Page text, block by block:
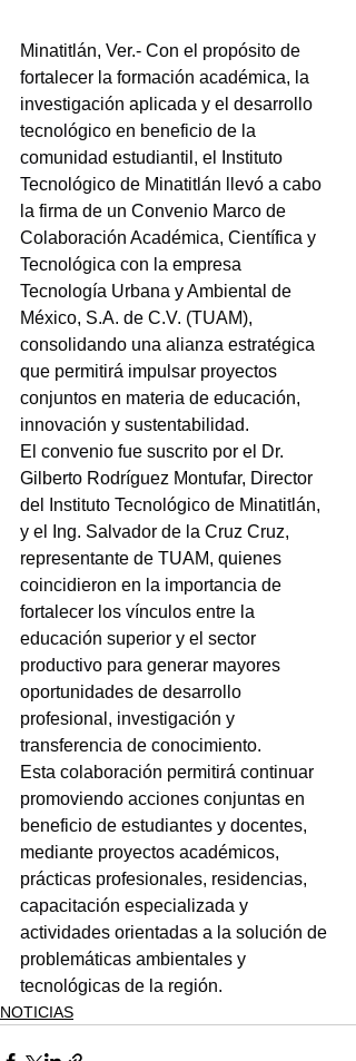
Minatitlán, Ver.- Con el propósito de
fortalecer la formación académica, la
investigación aplicada y el desarrollo
tecnológico en beneficio de la
comunidad estudiantil, el Instituto
Tecnológico de Minatitlán llevó a cabo
la firma de un Convenio Marco de
Colaboración Académica, Científica y
Tecnológica con la empresa
Tecnología Urbana y Ambiental de
México, S.A. de C.V. (TUAM),
consolidando una alianza estratégica
que permitirá impulsar proyectos
conjuntos en materia de educación,
innovación y sustentabilidad.
El convenio fue suscrito por el Dr.
Gilberto Rodríguez Montufar, Director
del Instituto Tecnológico de Minatitlán,
y el Ing. Salvador de la Cruz Cruz,
representante de TUAM, quienes
coincidieron en la importancia de
fortalecer los vínculos entre la
educación superior y el sector
productivo para generar mayores
oportunidades de desarrollo
profesional, investigación y
transferencia de conocimiento.
Esta colaboración permitirá continuar
promoviendo acciones conjuntas en
beneficio de estudiantes y docentes,
mediante proyectos académicos,
prácticas profesionales, residencias,
capacitación especializada y
actividades orientadas a la solución de
problemáticas ambientales y
tecnológicas de la región.
NOTICIAS